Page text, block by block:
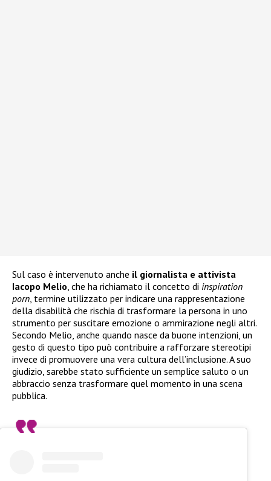
Sul caso è intervenuto anche il giornalista e attivista
Iacopo Melio, che ha richiamato il concetto di inspiration
porn, termine utilizzato per indicare una rappresentazione
della disabilità che rischia di trasformare la persona in uno
strumento per suscitare emozione o ammirazione negli altri.
Secondo Melio, anche quando nasce da buone intenzioni, un
gesto di questo tipo può contribuire a rafforzare stereotipi
invece di promuovere una vera cultura dell’inclusione. A suo
giudizio, sarebbe stato sufficiente un semplice saluto o un
abbraccio senza trasformare quel momento in una scena
pubblica.